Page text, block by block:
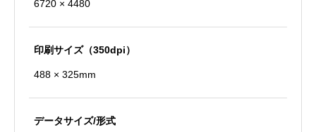
6720 × 4480
印刷サイズ（350dpi）
488 × 325mm
データサイズ/形式